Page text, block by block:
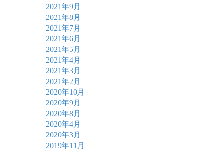
2021年9月
2021年8月
2021年7月
2021年6月
2021年5月
2021年4月
2021年3月
2021年2月
2020年10月
2020年9月
2020年8月
2020年4月
2020年3月
2019年11月